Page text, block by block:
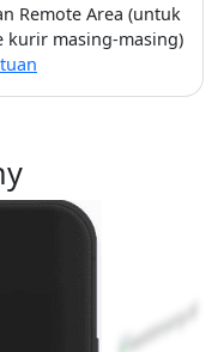
Remote Area (untuk
kurir masing-masing)